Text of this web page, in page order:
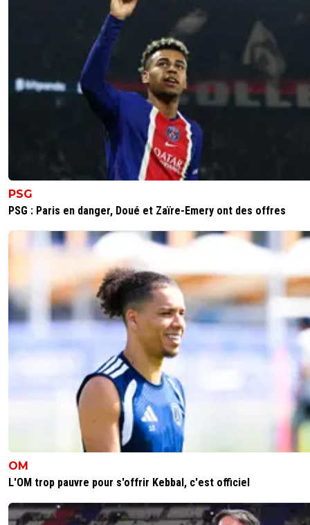
Répondre
Maubelan-OL 09 mai 2026 à 15:36 +
Un peu vrai que ça complique les championnats pour
Aston Villa, Nottingham Forest, Freiburg, Braga
Crystal Palace, Rayo Vallecano, RC Strasbourg, Shakhtar
seul le Shakhtar est en tête de son championnat
et Aston Villa et Braga Jouent Pour se qualifier en EL
les autres sont largués pour une place Européenne
4 derniers matchs
1 défaite et 2 nuls pour Braga
Répondre
alex 09 mai 2026 à 16:02 +1686
On avait deja a la base pas l'effectif pour jouer
la base ... donc c'etait clairement compliqué
en coupe d'europe surtout avec 7 blessés ..
l'avantage pour aston villa c'est qu'ils n'auront
pas besoin de finir bien placé pour jouer la ldc vu
ont de grande chance de gagner la c3
1 Répondre
titeuf42
Clairement l'OL n'avait pas un effectif taillé pour jouer sur
Surtout avec le nombre de blessures rencontrées.
PSG
PSG : Paris en danger, Doué et Zaïre-Emery ont des offres
OM
L'OM trop pauvre pour s'offrir Kebbal, c'est officiel